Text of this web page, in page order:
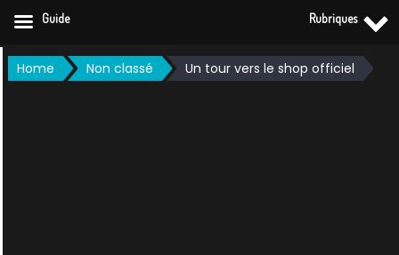
Skip
to Home Non classé Un tour vers le shop officiel
Guide Rubriques